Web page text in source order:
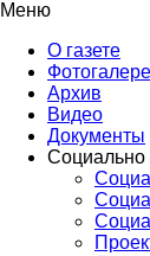
Меню
О газете
Архив
Видео
Документы
Социально